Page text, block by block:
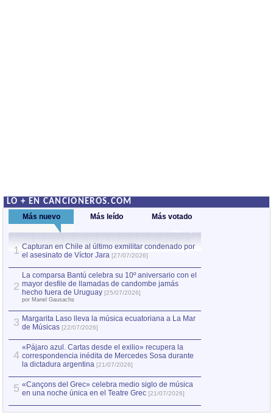
LO + EN CANCIONEROS.COM
Más nuevo Más leído Más votado
1 Capturan en Chile al último exmilitar condenado por
el asesinato de Víctor Jara [27/07/2026]
2
La comparsa Bantú celebra su 10º aniversario con el
mayor desfile de llamadas de candombe jamás
hecho fuera de Uruguay [25/07/2026]
por Manel Gausachs
3 Margarita Laso lleva la música ecuatoriana a La Mar
de Músicas [22/07/2026]
4
«Pájaro azul. Cartas desde el exilio» recupera la
correspondencia inédita de Mercedes Sosa durante
la dictadura argentina [21/07/2026]
5 «Cançons del Grec» celebra medio siglo de música
en una noche única en el Teatre Grec [21/07/2026]